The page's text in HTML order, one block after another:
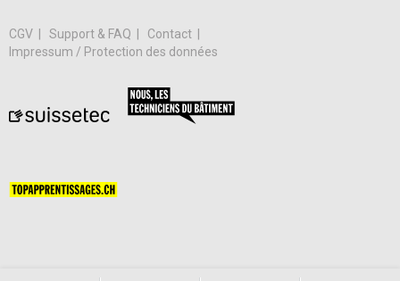
CGV Support & FAQ
Contact
Impressum / Protection des données